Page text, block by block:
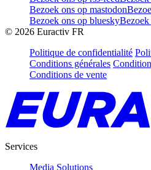
Bezoek ons op mastodon
Bezoek ons op blueskyBezoek
© 2026 Euractiv FR
Politique de confidentialité
Conditions générales
Conditions de vente
Services
Media Solutions